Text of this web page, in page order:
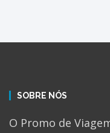
SOBRE NÓS
O Promo de